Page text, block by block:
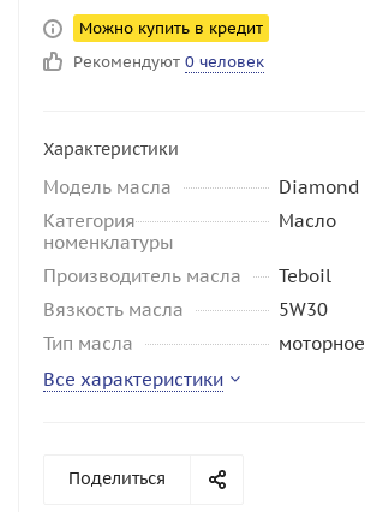
Можно купить в кредит
Рекомендуют 0 человек
Характеристики
Модель масла
Diamond
Категория
номенклатуры
Масло
Производитель масла
Teboil
Вязкость масла
5W30
Тип масла
моторное
Все характеристики
Поделиться